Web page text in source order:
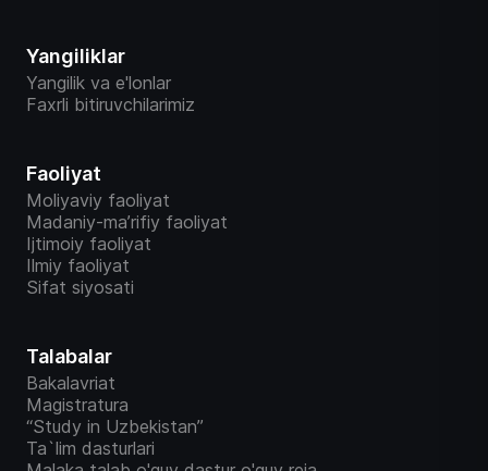
Yangiliklar
Yangilik va e'lonlar
Faxrli bitiruvchilarimiz
Faoliyat
Moliyaviy faoliyat
Madaniy-ma’rifiy faoliyat
Ijtimoiy faoliyat
Ilmiy faoliyat
Sifat siyosati
Talabalar
Bakalavriat
Magistratura
“Study in Uzbekistan”
Ta`lim dasturlari